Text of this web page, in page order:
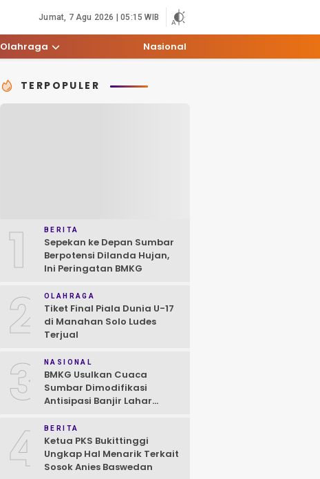
Jumat, 7 Agu 2026 | 05:15 WIB
Olahraga Nasional
TERPOPULER
1 BERITA
Sepekan ke Depan Sumbar
Berpotensi Dilanda Hujan,
Ini Peringatan BMKG
2 OLAHRAGA
Tiket Final Piala Dunia U-17
di Manahan Solo Ludes
Terjual
3 NASIONAL
BMKG Usulkan Cuaca
Sumbar Dimodifikasi
Antisipasi Banjir Lahar
4 BERITA
Ketua PKS Bukittinggi
Ungkap Hal Menarik Terkait
Sosok Anies Baswedan